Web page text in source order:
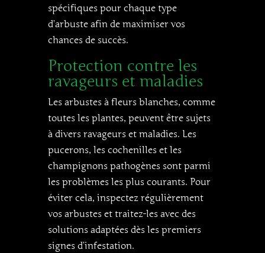
spécifiques pour chaque type
d’arbuste afin de maximiser vos
chances de succès.
Protection contre les
ravageurs et maladies
Les arbustes à fleurs blanches, comme
toutes les plantes, peuvent être sujets
à divers ravageurs et maladies. Les
pucerons, les cochenilles et les
champignons pathogènes sont parmi
les problèmes les plus courants. Pour
éviter cela, inspectez régulièrement
vos arbustes et traitez-les avec des
solutions adaptées dès les premiers
signes d’infestation.